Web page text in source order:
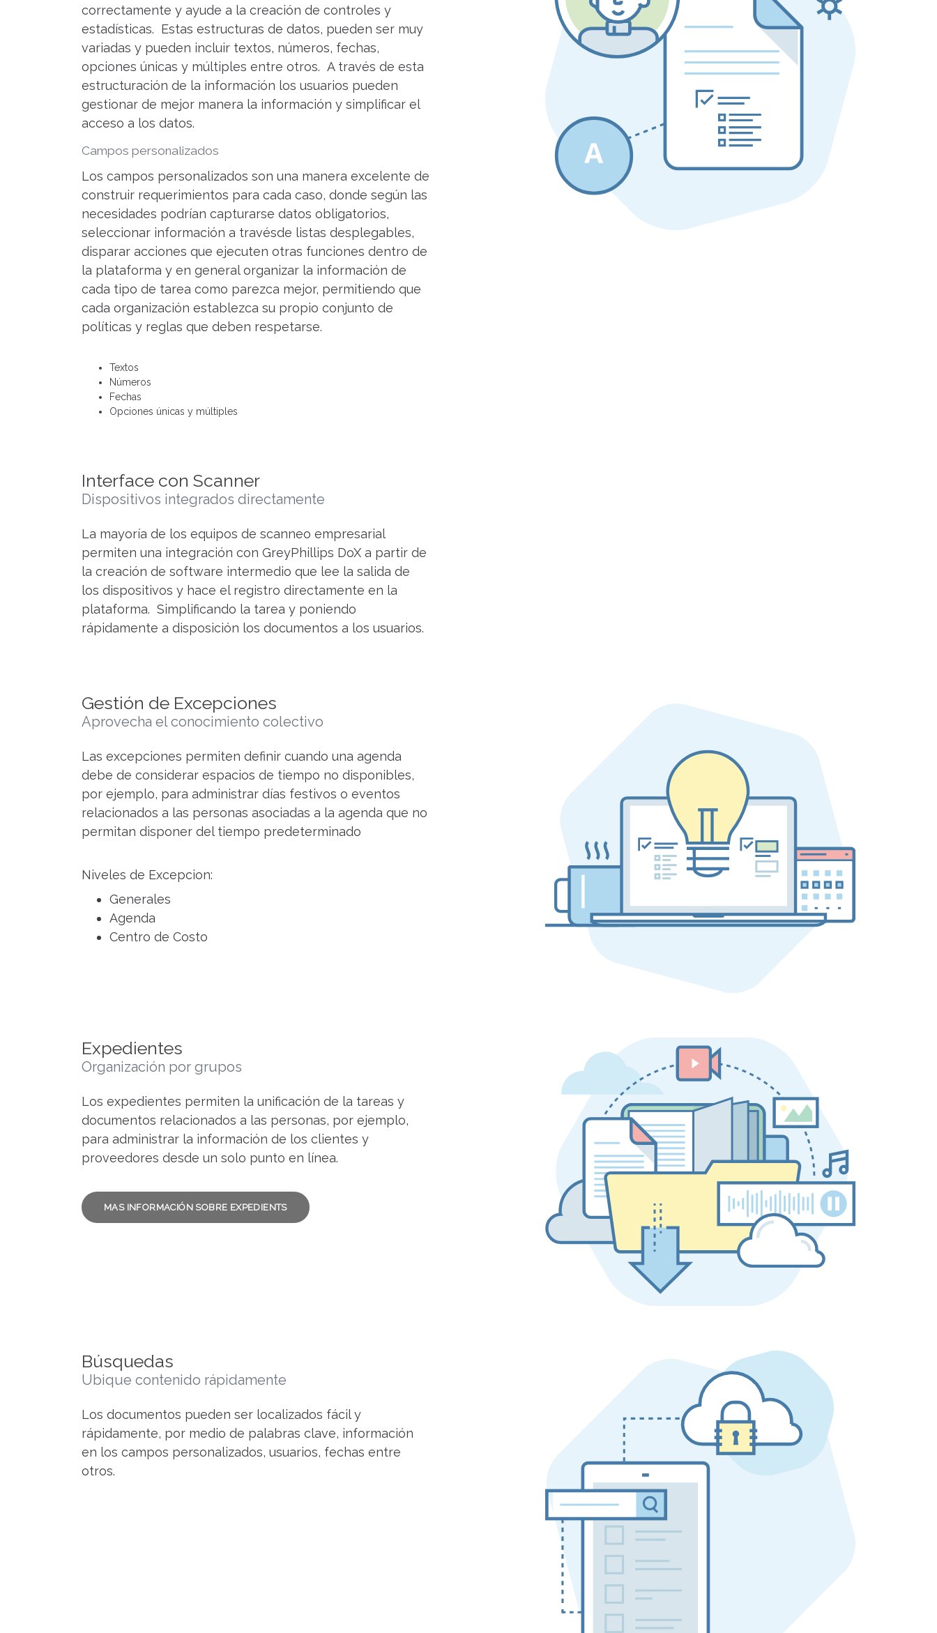
correctamente y ayude a la creación de controles y
estadísticas. Estas estructuras de datos, pueden ser muy
variadas y pueden incluir textos, números, fechas,
opciones únicas y múltiples entre otros. A través de esta
estructuración de la información los usuarios pueden
gestionar de mejor manera la información y simplificar el
acceso a los datos.
Campos personalizados
Los campos personalizados son una manera excelente de
construir requerimientos para cada caso, donde según las
necesidades podrían capturarse datos obligatorios,
seleccionar información a travésde listas desplegables,
disparar acciones que ejecuten otras funciones dentro de
la plataforma y en general organizar la información de
cada tipo de tarea como parezca mejor, permitiendo que
cada organización establezca su propio conjunto de
políticas y reglas que deben respetarse.
Textos
Números
Fechas
Opciones únicas y múltiples
Interface con Scanner
Dispositivos integrados directamente
La mayoría de los equipos de scanneo empresarial
permiten una integración con GreyPhillips DoX a partir de
la creación de software intermedio que lee la salida de
los dispositivos y hace el registro directamente en la
plataforma. Simplificando la tarea y poniendo
rápidamente a disposición los documentos a los usuarios.
Gestión de Excepciones
Aprovecha el conocimiento colectivo
Las excepciones permiten definir cuando una agenda
debe de considerar espacios de tiempo no disponibles,
por ejemplo, para administrar días festivos o eventos
relacionados a las personas asociadas a la agenda que no
permitan disponer del tiempo predeterminado
Niveles de Excepcion:
Generales
Agenda
Centro de Costo
Expedientes
Organización por grupos
Los expedientes permiten la unificación de la tareas y
documentos relacionados a las personas, por ejemplo,
para administrar la información de los clientes y
proveedores desde un solo punto en línea.
MAS INFORMACIÓN SOBRE EXPEDIENTS
Búsquedas
Ubique contenido rápidamente
Los documentos pueden ser localizados fácil y
rápidamente, por medio de palabras clave, información
en los campos personalizados, usuarios, fechas entre
otros.